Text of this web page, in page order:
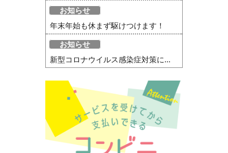
お知らせ
年末年始も休まず駆けつけます！
お知らせ
新型コロナウイルス感染症対策に...